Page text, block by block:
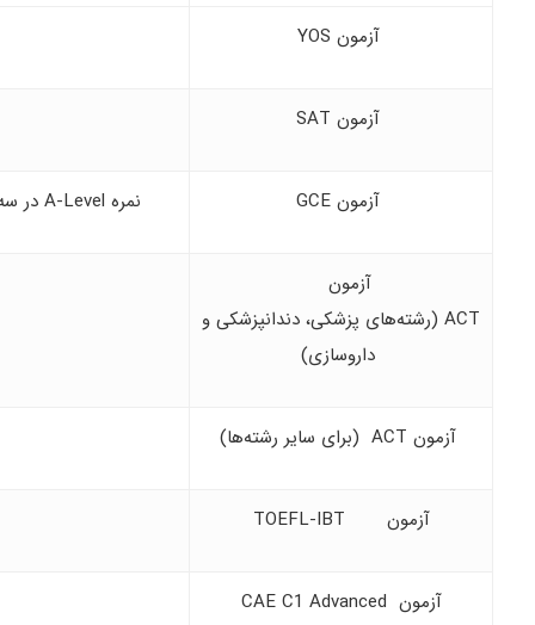
آزمون YOS
آزمون SAT
آزمون GCE نمره A-Level در سه درس (یکی از دروس باید مرتبط با رشته تحصیلی باشد)
آزمون
ACT (رشته‌های پزشکی، دندانپزشکی و
داروسازی)
آزمون ACT (برای سایر رشته‌ها)
آزمون TOEFL-IBT
آزمون CAE C1 Advanced